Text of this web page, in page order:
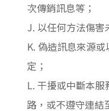
次傳銷訊息等；
J. 以任何方法傷害
K. 偽造訊息來源
定；
L. 干擾或中斷本
路，或不遵守連結